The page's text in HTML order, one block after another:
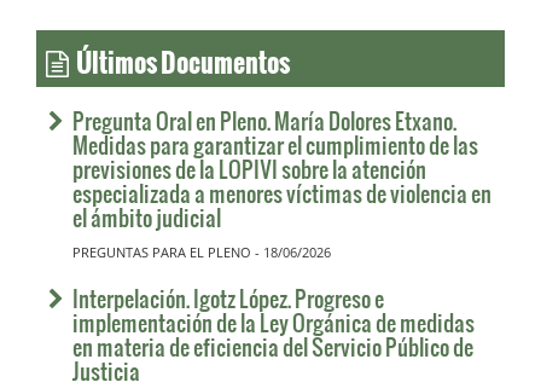
Últimos Documentos
Pregunta Oral en Pleno. María Dolores Etxano.
Medidas para garantizar el cumplimiento de las
previsiones de la LOPIVI sobre la atención
especializada a menores víctimas de violencia en
el ámbito judicial
PREGUNTAS PARA EL PLENO - 18/06/2026
Interpelación. Igotz López. Progreso e
implementación de la Ley Orgánica de medidas
en materia de eficiencia del Servicio Público de
Justicia